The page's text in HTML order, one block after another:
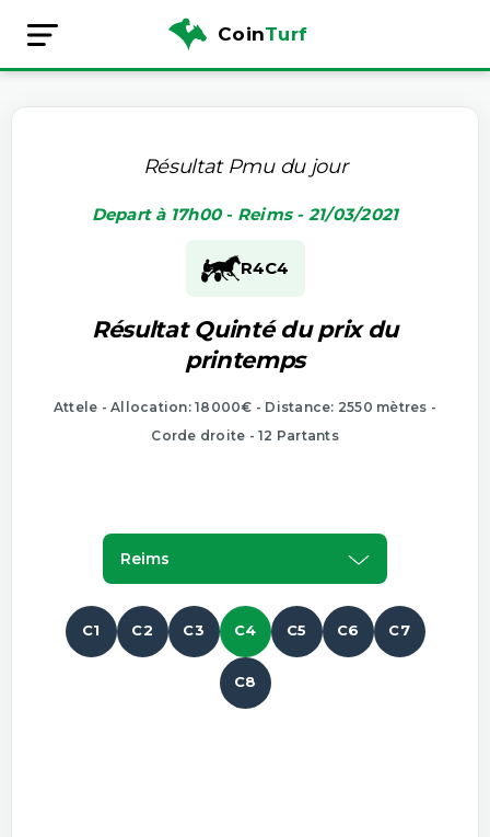
CoinTurf
Résultat Pmu du jour
Depart à 17h00 - Reims - 21/03/2021
R4C4
Résultat Quinté du prix du
printemps
Attele - Allocation: 18000€ - Distance: 2550 mètres -
Corde droite - 12 Partants
Reims
C1 C2 C3 C4 C5 C6 C7
C8